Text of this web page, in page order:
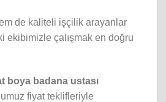
de kaliteli işçilik arayanlar
ekibimizle çalışmak en doğru
boya badana ustası
fiyat teklifleriyle